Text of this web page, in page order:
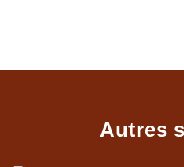
Autres